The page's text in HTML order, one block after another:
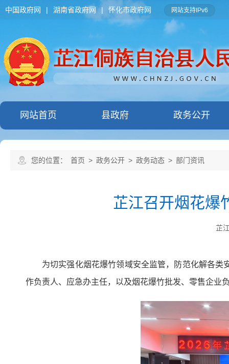
中国政府网 | 湖南省政府网 | 怀化市政府网 网站支持IPv6
网站首页 县政府 政务公开
您的位置： 首页 > 政务公开 > 政务动态 > 部门资讯
芷江召开烟花爆
芷
为切实强化烟花爆竹领域安全监管，防范化解各
作负责人、应急办主任，以及烟花爆竹批发、零售企业